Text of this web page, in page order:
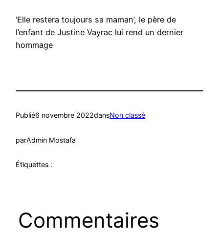
‘Elle restera toujours sa maman’, le père de
l’enfant de Justine Vayrac lui rend un dernier
hommage
Publié6 novembre 2022dansNon classé
parAdmin Mostafa
Étiquettes :
Commentaires